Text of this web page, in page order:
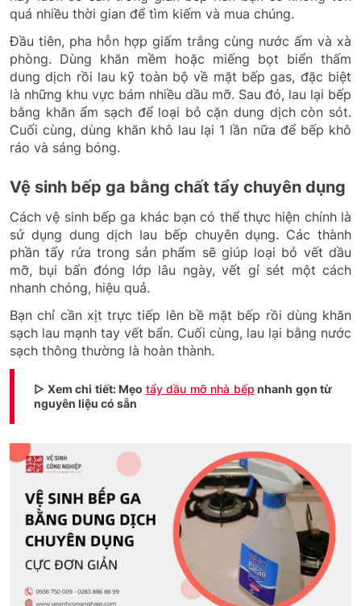
quá nhiều thời gian để tìm kiếm và mua chúng.
Đầu tiên, pha hỗn hợp giấm trắng cùng nước ấm và xà
phòng. Dùng khăn mềm hoặc miếng bọt biển thấm
dung dịch rồi lau kỹ toàn bộ về mặt bếp gas, đặc biệt
là những khu vực bám nhiều dầu mỡ. Sau đó, lau lại bếp
bằng khăn ẩm sạch để loại bỏ cặn dung dịch còn sót.
Cuối cùng, dùng khăn khô lau lại 1 lần nữa để bếp khô
ráo và sáng bóng.
Vệ sinh bếp ga bằng chất tẩy chuyên dụng
Cách vệ sinh bếp ga khác bạn có thể thực hiện chính là
sử dụng dung dịch lau bếp chuyên dụng. Các thành
phần tẩy rửa trong sản phẩm sẽ giúp loại bỏ vết dầu
mỡ, bụi bẩn đóng lớp lâu ngày, vết gỉ sét một cách
nhanh chóng, hiệu quả.
Bạn chỉ cần xịt trực tiếp lên bề mặt bếp rồi dùng khăn
sạch lau mạnh tay vết bẩn. Cuối cùng, lau lại bằng nước
sạch thông thường là hoàn thành.
▷ Xem chi tiết: Mẹo tẩy dầu mỡ nhà bếp nhanh gọn từ
nguyên liệu có sẵn